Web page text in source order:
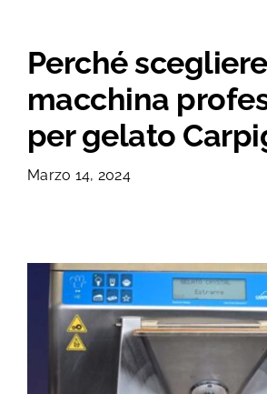
Formazione
ORDINA
Perché
macchina
per gelato
Marzo 14, 2024